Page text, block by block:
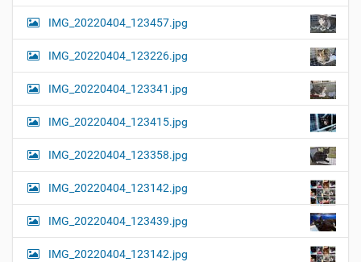
e
…
n
IMG_20220404_123457.jpg
IMG_20220404_123226.jpg
IMG_20220404_123341.jpg
IMG_20220404_123415.jpg
IMG_20220404_123358.jpg
IMG_20220404_123142.jpg
IMG_20220404_123439.jpg
IMG_20220404_123142.jpg